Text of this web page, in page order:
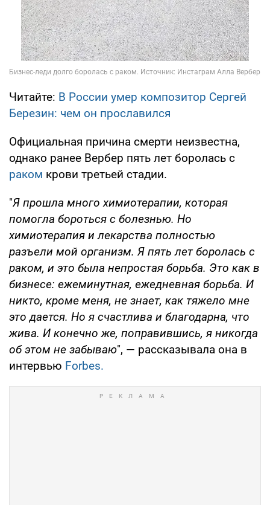
Читайте: В России умер композитор Сергей
Березин: чем он прославился
Официальная причина смерти неизвестна,
однако ранее Вербер пять лет боролась с
раком крови третьей стадии.
"Я прошла много химиотерапии, которая
помогла бороться с болезнью. Но
химиотерапия и лекарства полностью
разъели мой организм. Я пять лет боролась с
раком, и это была непростая борьба. Это как в
бизнесе: ежеминутная, ежедневная борьба. И
никто, кроме меня, не знает, как тяжело мне
это дается. Но я счастлива и благодарна, что
жива. И конечно же, поправившись, я никогда
об этом не забываю", — рассказывала она в
интервью Forbes.